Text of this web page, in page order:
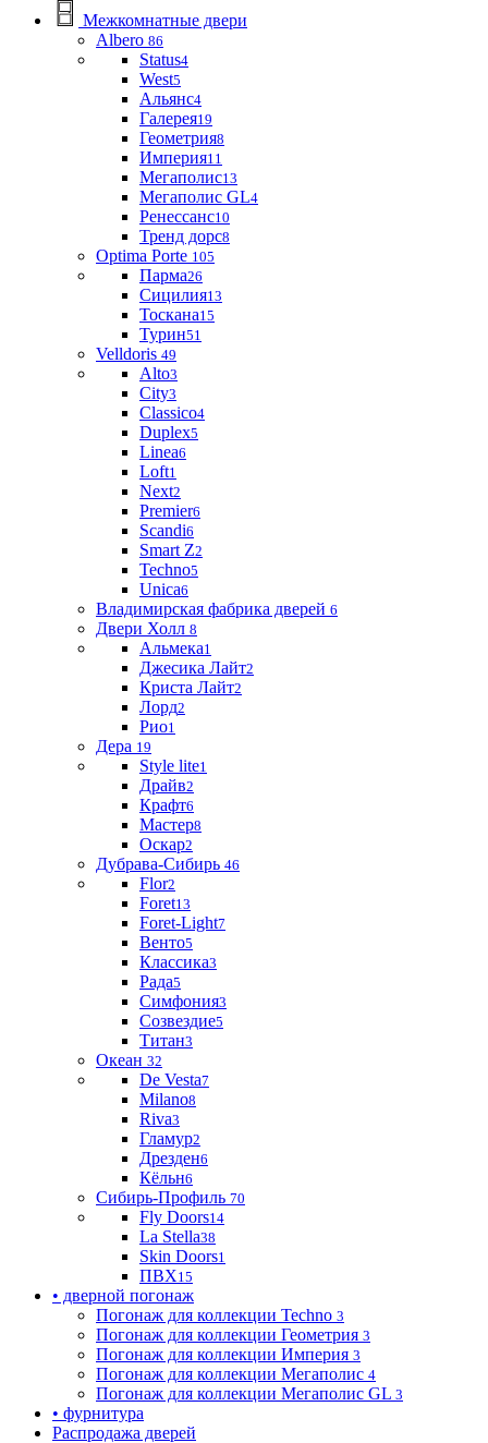
Межкомнатные двери
Albero 86
Status4
West5
Альянс4
Галерея19
Геометрия8
Империя11
Мегаполис13
Мегаполис GL4
Ренессанс10
Тренд дорс8
Optima Porte 105
Парма26
Сицилия13
Тоскана15
Турин51
Velldoris 49
Alto3
City3
Classico4
Duplex5
Linea6
Loft1
Next2
Premier6
Scandi6
Smart Z2
Techno5
Unica6
Владимирская фабрика дверей 6
Двери Холл 8
Альмека1
Джесика Лайт2
Криста Лайт2
Лорд2
Рио1
Дера 19
Style lite1
Драйв2
Крафт6
Мастер8
Оскар2
Дубрава-Сибирь 46
Flor2
Foret13
Foret-Light7
Венто5
Классика3
Рада5
Симфония3
Созвездие5
Титан3
Океан 32
De Vesta7
Milano8
Riva3
Гламур2
Дрезден6
Кёльн6
Сибирь-Профиль 70
Fly Doors14
La Stella38
Skin Doors1
ПВХ15
• дверной погонаж
Погонаж для коллекции Techno 3
Погонаж для коллекции Геометрия 3
Погонаж для коллекции Империя 3
Погонаж для коллекции Мегаполис 4
Погонаж для коллекции Мегаполис GL 3
• фурнитура
Распродажа дверей